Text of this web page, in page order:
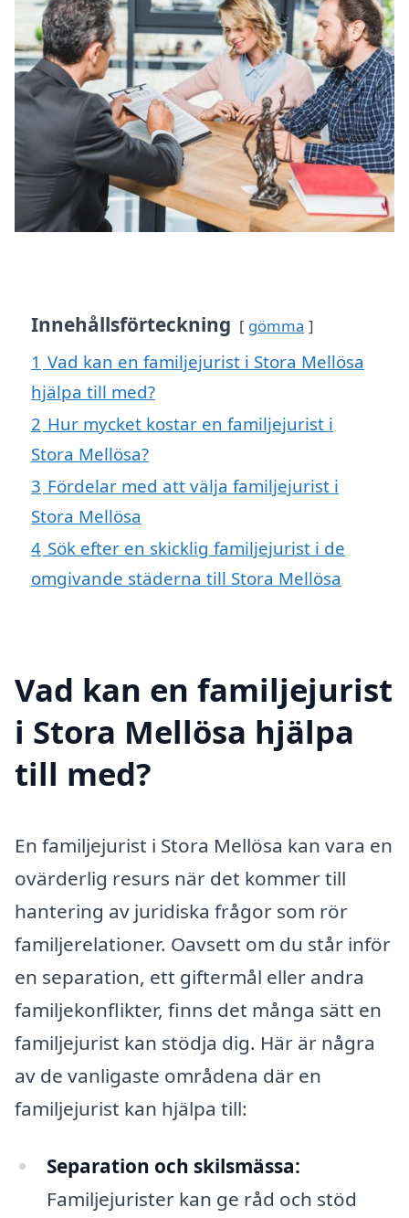
Innehållsförteckning gömma
1 Vad kan en familjejurist i Stora Mellösa
hjälpa till med?
2 Hur mycket kostar en familjejurist i
Stora Mellösa?
3 Fördelar med att välja familjejurist i
Stora Mellösa
4 Sök efter en skicklig familjejurist i de
omgivande städerna till Stora Mellösa
Vad kan en familjejurist
i Stora Mellösa hjälpa
till med?
En familjejurist i Stora Mellösa kan vara en
ovärderlig resurs när det kommer till
hantering av juridiska frågor som rör
familjerelationer. Oavsett om du står inför
en separation, ett giftermål eller andra
familjekonflikter, finns det många sätt en
familjejurist kan stödja dig. Här är några
av de vanligaste områdena där en
familjejurist kan hjälpa till:
Separation och skilsmässa:
Familjejurister kan ge råd och stöd